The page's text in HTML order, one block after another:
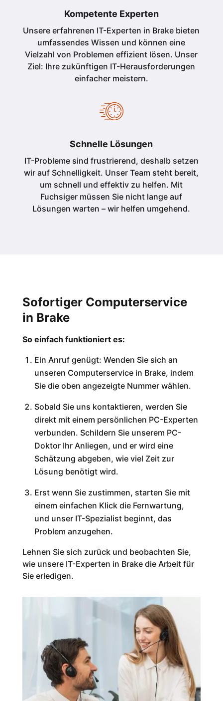
Kompetente Experten
Unsere erfahrenen IT-Experten in Brake bieten
umfassendes Wissen und können eine
Vielzahl von Problemen effizient lösen. Unser
Ziel: Ihre zukünftigen IT-Herausforderungen
einfacher meistern.
Schnelle Lösungen
IT-Probleme sind frustrierend, deshalb setzen
wir auf Schnelligkeit. Unser Team steht bereit,
um schnell und effektiv zu helfen. Mit
Fuchsiger müssen Sie nicht lange auf
Lösungen warten – wir helfen umgehend.
Sofortiger Computerservice
in Brake
So einfach funktioniert es:
Ein Anruf genügt: Wenden Sie sich an
unseren Computerservice in Brake, indem
Sie die oben angezeigte Nummer wählen.
Sobald Sie uns kontaktieren, werden Sie
direkt mit einem persönlichen PC-Experten
verbunden. Schildern Sie unserem PC-
Doktor Ihr Anliegen, und er wird eine
Schätzung abgeben, wie viel Zeit zur
Lösung benötigt wird.
Erst wenn Sie zustimmen, starten Sie mit
einem einfachen Klick die Fernwartung,
und unser IT-Spezialist beginnt, das
Problem anzugehen.
Lehnen Sie sich zurück und beobachten Sie,
wie unsere IT-Experten in Brake die Arbeit für
Sie erledigen.